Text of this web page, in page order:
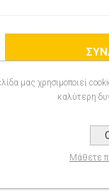
μας θα έχετε τη
σας, και να
μας χρησιμοποιεί
καλύτερη
Μάθετε